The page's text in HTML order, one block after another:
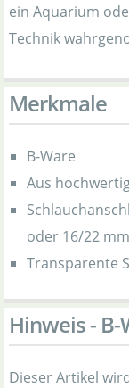
ein Aquarium
Technik
Merkmale
B-Ware
Aus
oder 16/22
Transparente
Hinweis - B-
Dieser Artikel